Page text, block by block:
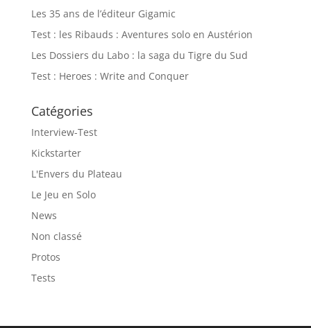
Les 35 ans de l’éditeur Gigamic
Test : les Ribauds : Aventures solo en Austérion
Les Dossiers du Labo : la saga du Tigre du Sud
Test : Heroes : Write and Conquer
Catégories
Interview-Test
Kickstarter
L'Envers du Plateau
Le Jeu en Solo
News
Non classé
Protos
Tests